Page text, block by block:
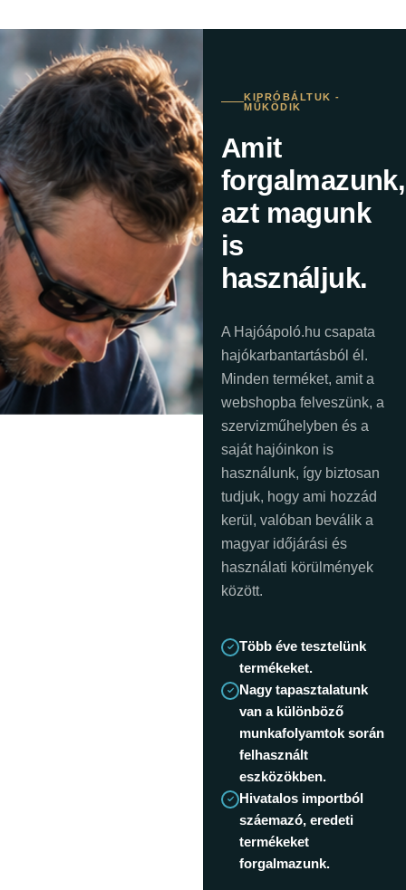
KIPRÓBÁLTUK -
MŰKÖDIK
Amit
forgalmazunk,
azt magunk
is
használjuk.
A Hajóápoló.hu csapata
hajókarbantartásból él.
Minden terméket, amit a
webshopba felveszünk, a
szervizműhelyben és a
saját hajóinkon is
használunk, így biztosan
tudjuk, hogy ami hozzád
kerül, valóban beválik a
magyar időjárási és
használati körülmények
között.
Több éve tesztelünk
termékeket.
Nagy tapasztalatunk
van a különböző
munkafolyamtok során
felhasznált
eszközökben.
Hivatalos importból
száemazó, eredeti
termékeket
forgalmazunk.